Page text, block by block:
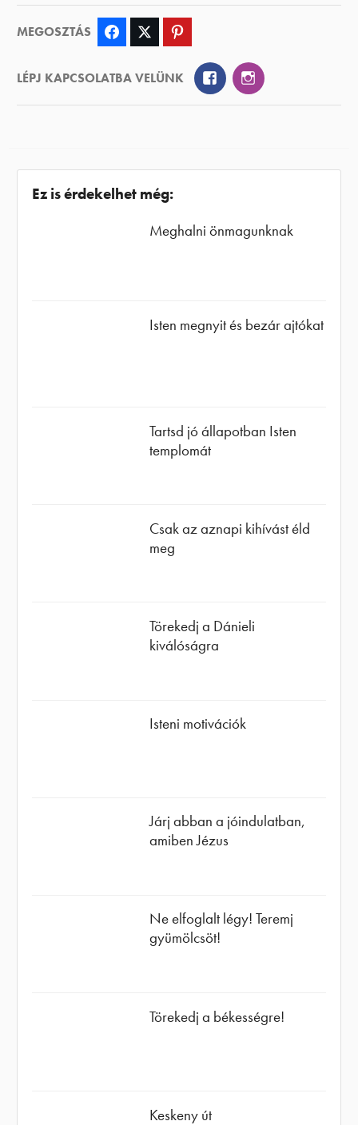
MEGOSZTÁS Facebook Twitter
LÉPJ KAPCSOLATBA VELÜNK FacebookInstagram
Ez is érdekelhet még:
Meghalni önmagunknak
Isten megnyit és bezár ajtókat
Tartsd jó állapotban Isten
templomát
Csak az aznapi kihívást éld
meg
Törekedj a Dánieli
kiválóságra
Isteni motivációk
Járj abban a jóindulatban,
amiben Jézus
Ne elfoglalt légy! Teremj
gyümölcsöt!
Törekedj a békességre!
Keskeny út